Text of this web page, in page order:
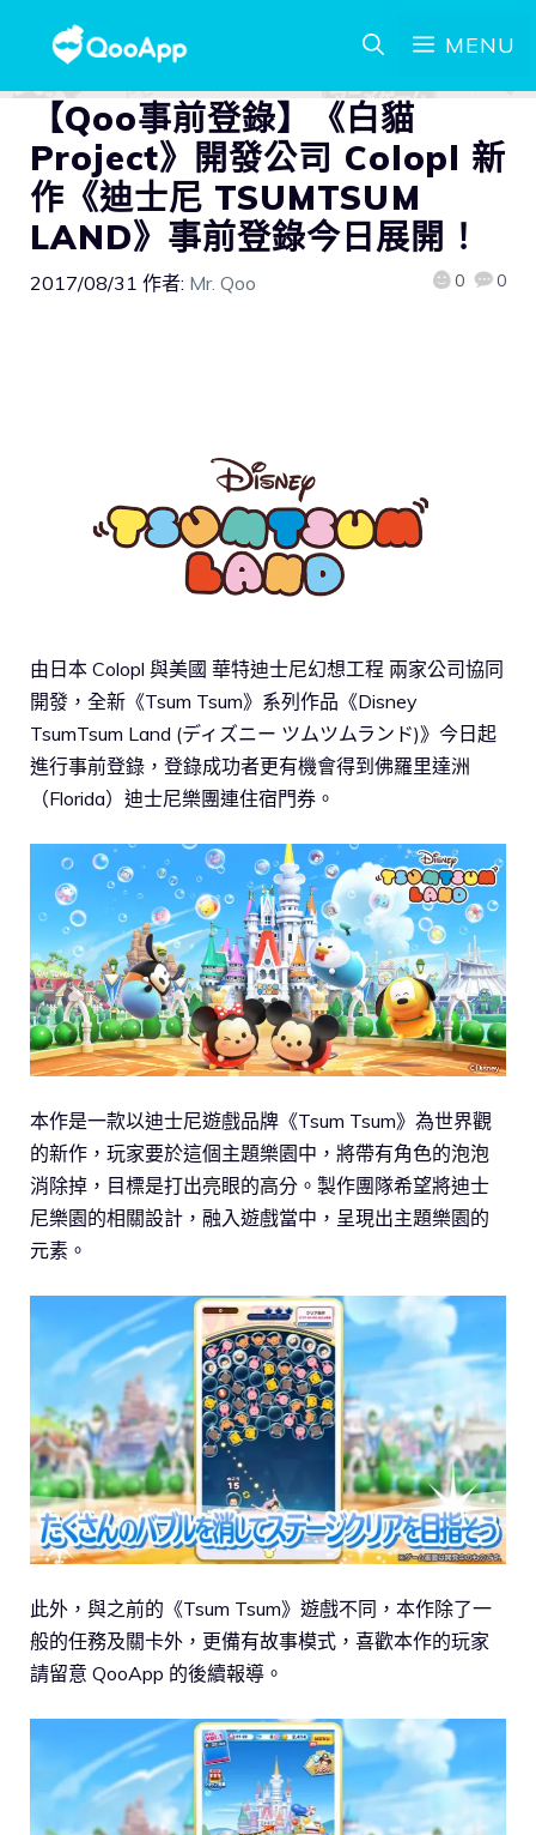
MENU
【Qoo事前登錄】《白貓
Project》開發公司 Colopl 新
作《迪士尼 TSUMTSUM
LAND》事前登錄今日展開！
2017/08/31 作者: Mr. Qoo 0 0
由日本 Colopl 與美國 華特迪士尼幻想工程 兩家公司協同
開發，全新《Tsum Tsum》系列作品《Disney
TsumTsum Land (ディズニー ツムツムランド)》今日起
進行事前登錄，登錄成功者更有機會得到佛羅里達洲
（Florida）迪士尼樂團連住宿門券。
本作是一款以迪士尼遊戲品牌《Tsum Tsum》為世界觀
的新作，玩家要於這個主題樂園中，將帶有角色的泡泡
消除掉，目標是打出亮眼的高分。製作團隊希望將迪士
尼樂園的相關設計，融入遊戲當中，呈現出主題樂園的
元素。
此外，與之前的《Tsum Tsum》遊戲不同，本作除了一
般的任務及關卡外，更備有故事模式，喜歡本作的玩家
請留意 QooApp 的後續報導。